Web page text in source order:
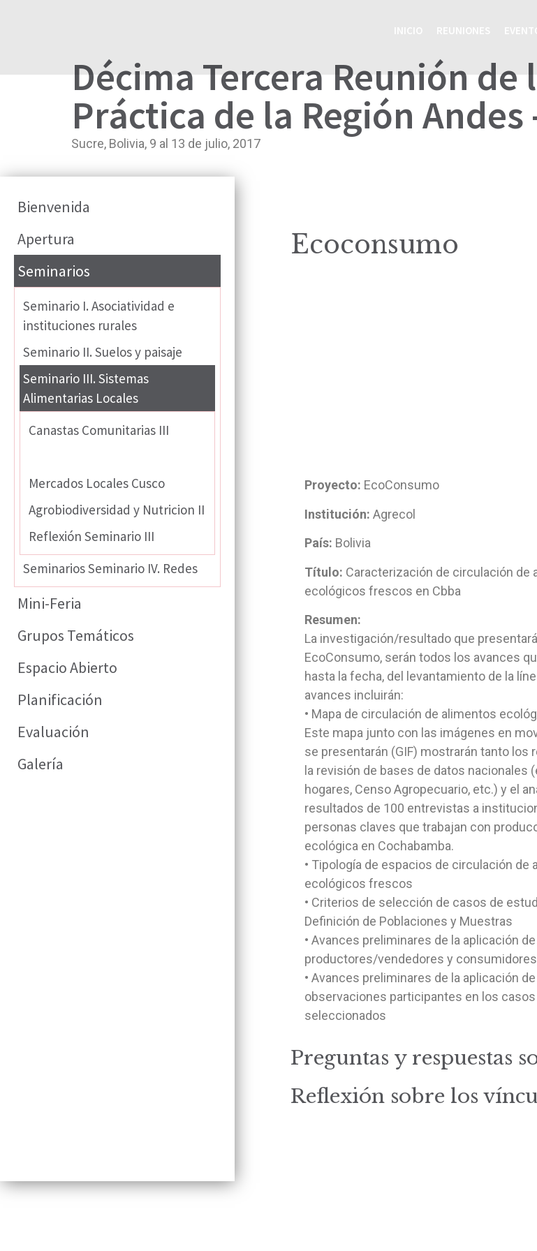
Décima Tercera Reunión
Práctica de la Región Andes
Sucre, Bolivia, 9 al 13 de julio, 2017
Bienvenida
Apertura
Seminarios
Seminario I. Asociatividad e
instituciones rurales
Seminario II. Suelos y paisaje
Seminario III. Sistemas
Alimentarias Locales
Canastas Comunitarias III
Mercados Locales Cusco
Agrobiodiversidad y Nutricion II
Reflexión Seminario III
Seminarios Seminario IV. Redes
Mini-Feria
Grupos Temáticos
Espacio Abierto
Planificación
Evaluación
Galería
Ecoconsumo
Proyecto: EcoConsumo
Institución: Agrecol
País: Bolivia
Título: Caracterización de circulación de
ecológicos frescos en Cbba
Resumen:
La investigación/resultado que
EcoConsumo, serán todos los avances
hasta la fecha, del levantamiento de la
avances incluirán:
• Mapa de circulación de alimentos
Este mapa junto con las imágenes en
se presentarán (GIF) mostrarán tanto los
la revisión de bases de datos nacionales
hogares, Censo Agropecuario, etc.) y el
resultados de 100 entrevistas a
personas claves que trabajan con
ecológica en Cochabamba.
• Tipología de espacios de circulación de
ecológicos frescos
• Criterios de selección de casos de
Definición de Poblaciones y Muestras
• Avances preliminares de la aplicación
productores/vendedores y consumidores
• Avances preliminares de la aplicación
observaciones participantes en los
seleccionados
Preguntas y respuestas
Reflexión sobre los